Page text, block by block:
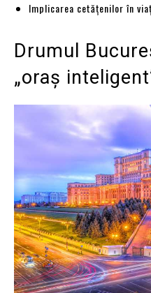
Implicarea cetățenilor în
Drumul
„oraș